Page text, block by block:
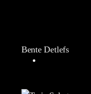
Bente Detlefs